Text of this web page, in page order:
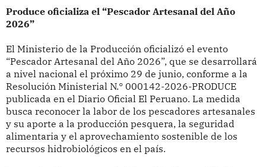
Produce oficializa el “Pescador Artesanal del Año
2026”
El Ministerio de la Producción oficializó el evento
“Pescador Artesanal del Año 2026”, que se desarrollará
a nivel nacional el próximo 29 de junio, conforme a la
Resolución Ministerial N.° 000142-2026-PRODUCE
publicada en el Diario Oficial El Peruano. La medida
busca reconocer la labor de los pescadores artesanales
y su aporte a la producción pesquera, la seguridad
alimentaria y el aprovechamiento sostenible de los
recursos hidrobiológicos en el país.